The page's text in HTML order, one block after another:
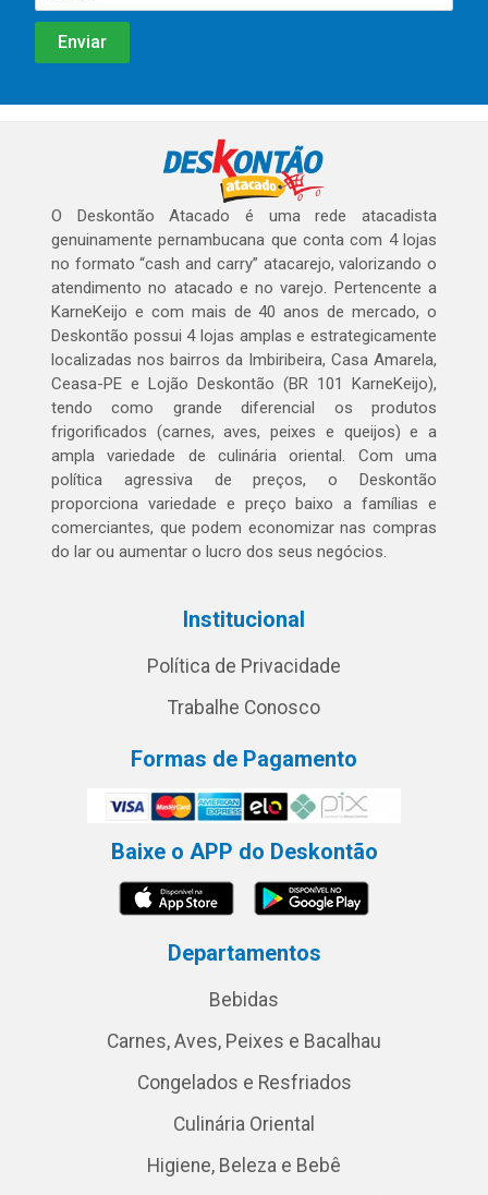
O Deskontão Atacado é uma rede atacadista
genuinamente pernambucana que conta com 4 lojas
no formato “cash and carry” atacarejo, valorizando o
atendimento no atacado e no varejo. Pertencente a
KarneKeijo e com mais de 40 anos de mercado, o
Deskontão possui 4 lojas amplas e estrategicamente
localizadas nos bairros da Imbiribeira, Casa Amarela,
Ceasa-PE e Lojão Deskontão (BR 101 KarneKeijo),
tendo como grande diferencial os produtos
frigorificados (carnes, aves, peixes e queijos) e a
ampla variedade de culinária oriental. Com uma
política agressiva de preços, o Deskontão
proporciona variedade e preço baixo a famílias e
comerciantes, que podem economizar nas compras
do lar ou aumentar o lucro dos seus negócios.
Institucional
Política de Privacidade
Trabalhe Conosco
Formas de Pagamento
Baixe o APP do Deskontão
Departamentos
Bebidas
Carnes, Aves, Peixes e Bacalhau
Congelados e Resfriados
Culinária Oriental
Higiene, Beleza e Bebê